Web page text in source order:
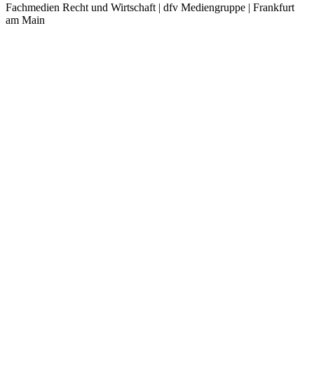
Fachmedien Recht und Wirtschaft | dfv Mediengruppe | Frankfurt
am Main